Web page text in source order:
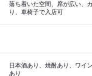
落ち着いた空間、席が広い、
り、車椅子で入店可
日本酒あり、焼酎あり、ワイ
あり